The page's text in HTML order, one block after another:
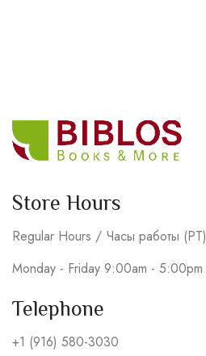
Store Hours
Regular Hours / Часы работы (PT)
Monday - Friday 9:00am - 5:00pm
Telephone
+1 (916) 580-3030